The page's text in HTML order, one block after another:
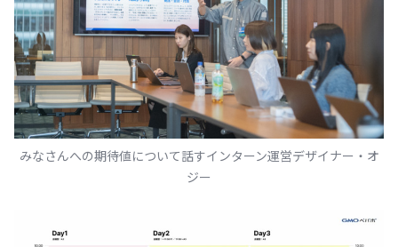
みなさんへの期待値について話すインターン運営デザイナー・オ
ジー